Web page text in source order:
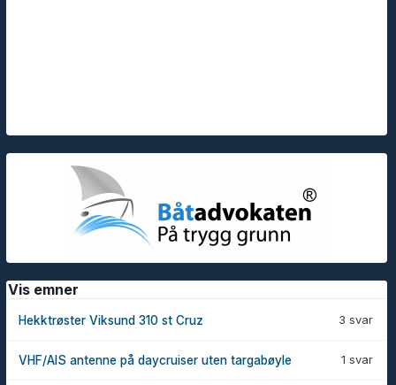
Vis emner
3 svar
Hekktrøster Viksund 310 st Cruz
1 svar
VHF/AIS antenne på daycruiser uten targabøyle